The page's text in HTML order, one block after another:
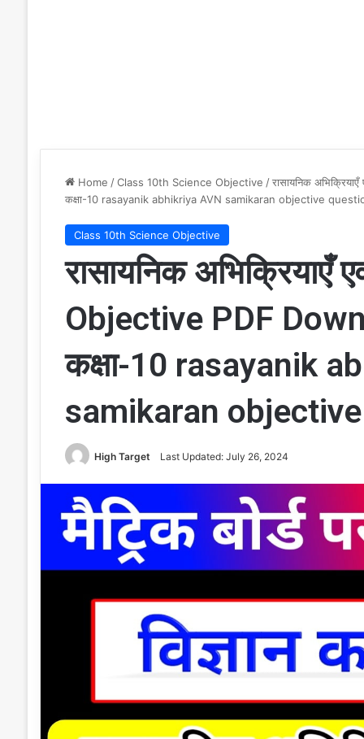
Home / Class 10th Science Objective / रासायनिक
कक्षा-10 rasayanik abhikriya AVN samikaran objective
Class 10th Science Objective
रासायनिक
Objective PDF
कक्षा-10 rasayanik
samikaran
High Target Last Updated: July 26, 2024